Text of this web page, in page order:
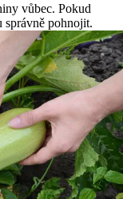
vůbec. Pokud
správně pohnojit.